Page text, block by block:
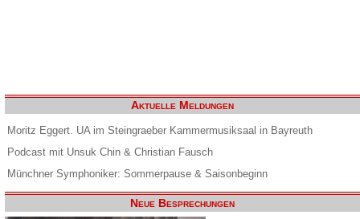
Aktuelle Meldungen
Moritz Eggert. UA im Steingraeber Kammermusiksaal in Bayreuth
Podcast mit Unsuk Chin & Christian Fausch
Münchner Symphoniker: Sommerpause & Saisonbeginn
Neue Besprechungen